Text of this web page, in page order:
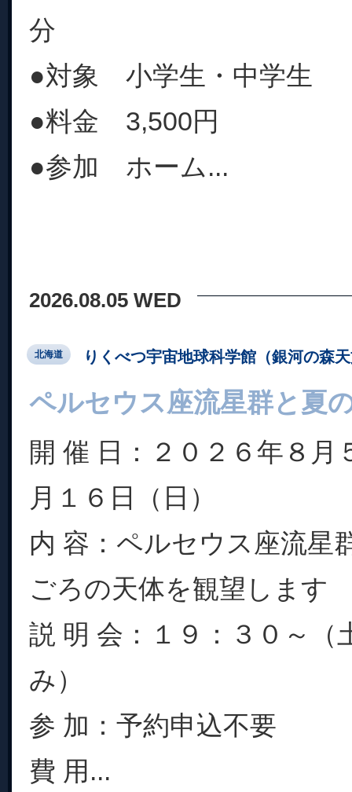
分
●対象 小学生・中学生
●料金 3,500円
●参加 ホーム...
2026.08.05 WED
北海道 りくべつ宇宙地球科学館（銀河の森
ペルセウス座流星群と夏
開 催 日：２０２６年８月
月１６日（日）
内 容：ペルセウス座流星
ごろの天体を観望します
説 明 会：１９：３０～（
み）
参 加：予約申込不要
費 用...